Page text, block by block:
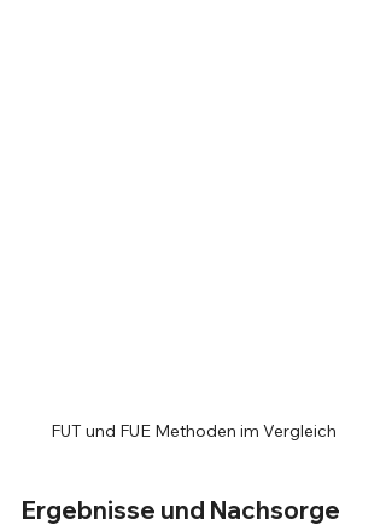
FUT und FUE Methoden im Vergleich
Ergebnisse und Nachsorge